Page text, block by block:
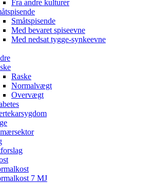
Fra andre kulturer
Småtspisende
Med bevaret spiseevne
Med nedsat tygge-synkeevne
Raske
Normalvægt
Overvægt
7 MJ